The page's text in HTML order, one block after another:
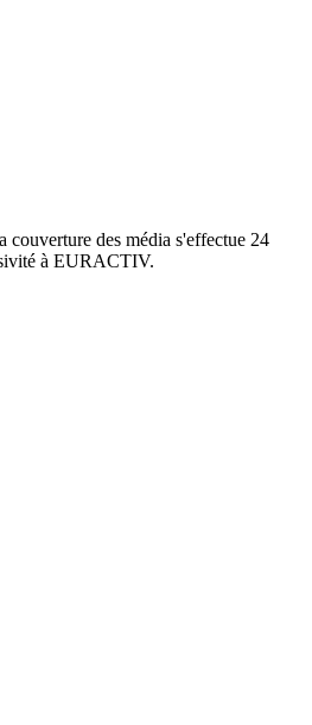
couverture des média s'effectue 24
à EURACTIV.